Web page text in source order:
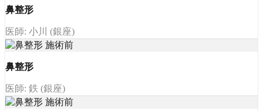
鼻整形
医師: 小川 (銀座)
鼻整形
医師: 鉄 (銀座)